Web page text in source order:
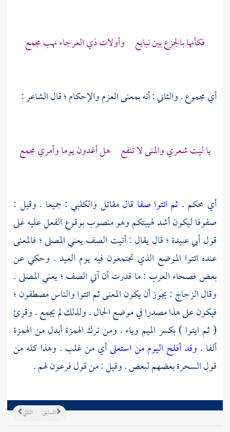
فكأنها بالجزع بين نبايع وأولات ذي العرجاء نهب مجمع
أي مجموع . والثاني : أنه بمعنى العزم والإحكام ؛ قال الشاعر :
يا ليت شعري والمنى لا تنفع هل أغدون يوما وأمري مجمع
أي محكم . ثم ائتوا صفا قالمقاتل والكلبي : جميعا . وقيل :
صفوفا ليكون أشد لهيبتكم وهو منصوب بوقوع الفعل عليه على
قولأبي عبيدة ؛قال يقال : أتيت الصف يعني المصلى ؛ فالمعنى
عنده ائتوا الموضع الذي تجتمعون فيه يوم العيد . وحكي عن
بعض فصحاء العرب : ما قدرت أن آتي الصف ؛ يعني المصلى .
وقالالزجاج : يجوز أن يكون المعنى ثم ائتوا والناس مصطفون ؛
فيكون على هذا مصدرا في موضع الحال . ولذلك لم يجمع . وقرئ
( ثم ايتوا ) بكسر الميم وياء . ومن ترك الهمزة أبدل من الهمزة
ألفا . وقد أفلح اليوم من استعلىأي من غلب . وهذا كله من
قول السحرة بعضهم لبعض . وقيل : من قولفرعونلهم .
التالي السابق